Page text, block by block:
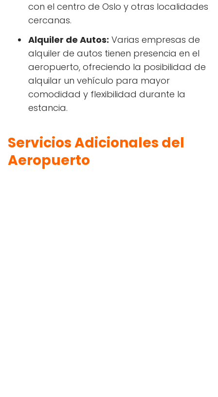
con el centro de Oslo y otras localidades
cercanas.
Alquiler de Autos: Varias empresas de
alquiler de autos tienen presencia en el
aeropuerto, ofreciendo la posibilidad de
alquilar un vehículo para mayor
comodidad y flexibilidad durante la
estancia.
Servicios Adicionales del
Aeropuerto